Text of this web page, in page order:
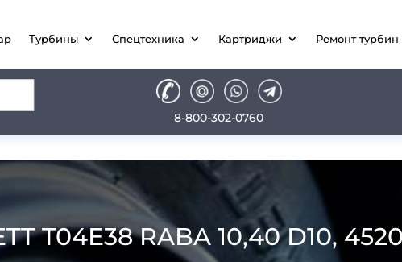
Турбины Спецтехника Картриджи Ремонт турбин
8-800-302-0760
T04E38 RABA 10,40 D10,